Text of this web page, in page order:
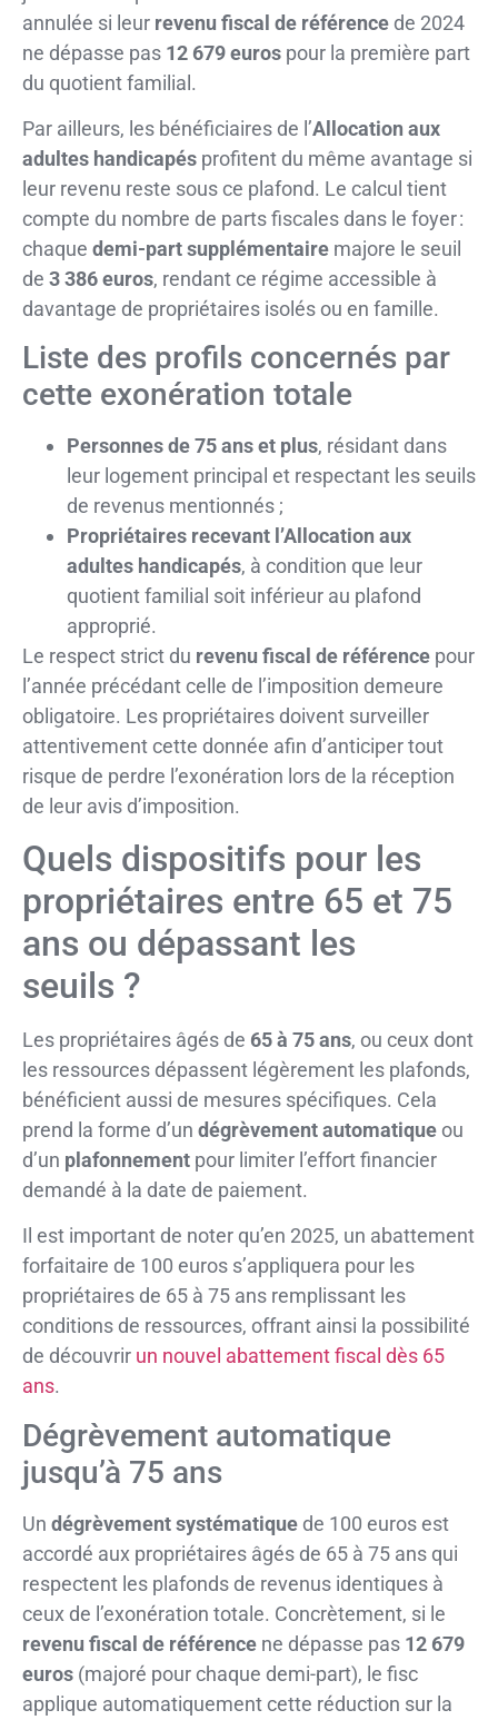
annulée si leur revenu fiscal de référence de 2024
ne dépasse pas 12 679 euros pour la première part
du quotient familial.
Par ailleurs, les bénéficiaires de l’Allocation aux
adultes handicapés profitent du même avantage si
leur revenu reste sous ce plafond. Le calcul tient
compte du nombre de parts fiscales dans le foyer :
chaque demi-part supplémentaire majore le seuil
de 3 386 euros, rendant ce régime accessible à
davantage de propriétaires isolés ou en famille.
Liste des profils concernés par
cette exonération totale
Personnes de 75 ans et plus, résidant dans
leur logement principal et respectant les seuils
de revenus mentionnés ;
Propriétaires recevant l’Allocation aux
adultes handicapés, à condition que leur
quotient familial soit inférieur au plafond
approprié.
Le respect strict du revenu fiscal de référence pour
l’année précédant celle de l’imposition demeure
obligatoire. Les propriétaires doivent surveiller
attentivement cette donnée afin d’anticiper tout
risque de perdre l’exonération lors de la réception
de leur avis d’imposition.
Quels dispositifs pour les
propriétaires entre 65 et 75
ans ou dépassant les
seuils ?
Les propriétaires âgés de 65 à 75 ans, ou ceux dont
les ressources dépassent légèrement les plafonds,
bénéficient aussi de mesures spécifiques. Cela
prend la forme d’un dégrèvement automatique ou
d’un plafonnement pour limiter l’effort financier
demandé à la date de paiement.
Il est important de noter qu’en 2025, un abattement
forfaitaire de 100 euros s’appliquera pour les
propriétaires de 65 à 75 ans remplissant les
conditions de ressources, offrant ainsi la possibilité
de découvrir un nouvel abattement fiscal dès 65
ans.
Dégrèvement automatique
jusqu’à 75 ans
Un dégrèvement systématique de 100 euros est
accordé aux propriétaires âgés de 65 à 75 ans qui
respectent les plafonds de revenus identiques à
ceux de l’exonération totale. Concrètement, si le
revenu fiscal de référence ne dépasse pas 12 679
euros (majoré pour chaque demi-part), le fisc
applique automatiquement cette réduction sur la